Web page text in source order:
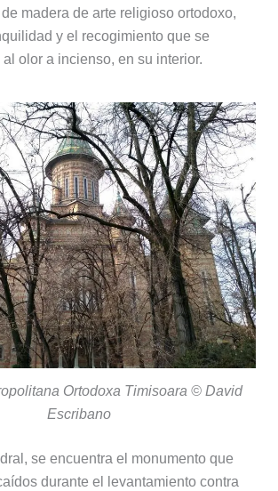
madera de arte religioso ortodoxo,
y el recogimiento que se
olor a incienso, en su interior.
Ortodoxa Timisoara © David
Escribano
se encuentra el monumento que
durante el levantamiento contra